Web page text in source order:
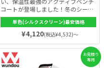
コートが登場しました！冬のシーズ
ンの部活動やスポーツなどにも最適
で身体を暖かく守ってくれます。ま
た高い衿で風をシャットアウトで
き、裾にあるスリットと留め具で、
動きやすさ重視しているので、様々
なスポーツシーンにご利用ができま
す。
単色(シルクスクリーン)最安価格
¥4,120(税込¥4,532)～
お見積り
専用